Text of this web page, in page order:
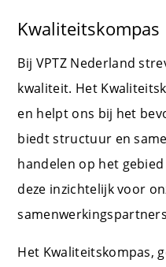
Kwaliteitskompas
Bij VPTZ Nederland
kwaliteit. Het
en helpt ons bij het
biedt structuur en
handelen op het
deze inzichtelijk voor
Het Kwaliteitskompas,